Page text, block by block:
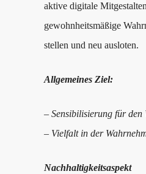
aktive digitale
gewohnheitsmäßige
stellen und neu ausloten.
Allgemeines Ziel:
– Sensibilisierung für
– Vielfalt in der
Nachhaltigkeitsaspekt